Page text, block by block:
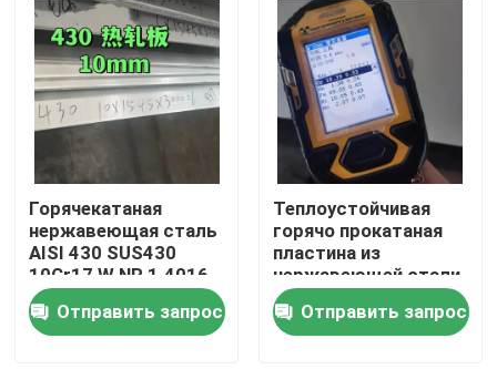
Домой
Продукты
Горячекатаная
нержавеющая сталь
AISI 430 SUS430
10Cr17 W.NR 1.4016
толщиной
10*1500*6000 с
поверхностью №1
Отправить запрос
Теплоустойчивая
горячо прокатаная
пластина из
нержавеющей стали
класса 253MA /
S30815 с
поверхностью
Отправить запрос